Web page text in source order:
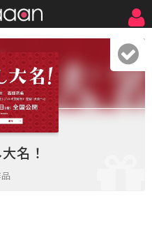
名！